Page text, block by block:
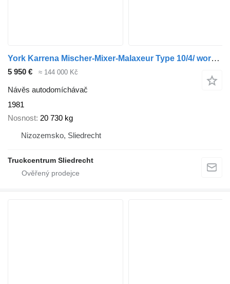
York Karrena Mischer-Mixer-Malaxeur Type 10/4/ working, steel suspens
5 950 € ≈ 144 000 Kč
Návěs autodomíchávač
1981
Nosnost 20 730 kg
Nizozemsko, Sliedrecht
Truckcentrum Sliedrecht